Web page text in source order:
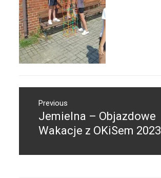
wpisuPrevious
Previous
post:
Jemielna – Objazdowe
Wakacje z OKiSem 2023